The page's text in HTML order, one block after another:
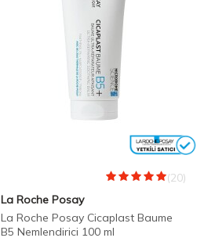
(20)
La Roche Posay
La Roche Posay Cicaplast Baume
B5 Nemlendirici 100 ml